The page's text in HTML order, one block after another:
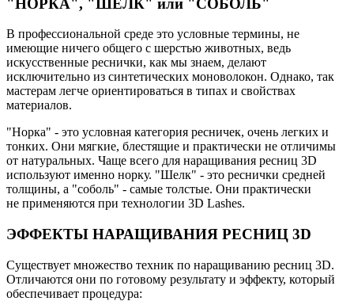
В профессиональной среде это условные термины, не
имеющие ничего общего с шерстью животных, ведь
искусственные реснички, как мы знаем, делают
исключительно из синтетических моноволокон. Однако, так
мастерам легче ориентироваться в типах и свойствах
материалов.
"Норка" - это условная категория ресничек, очень легких и
тонких. Они мягкие, блестящие и практически не отличимы
от натуральных. Чаще всего для наращивания ресниц 3D
используют именно норку. "Шелк" - это реснички средней
толщины, а "соболь" - самые толстые. Они практически
не применяются при технологии 3D Lashes.
ЭФФЕКТЫ НАРАЩИВАНИЯ РЕСНИЦ 3D
Существует множество техник по наращиванию ресниц 3D.
Отличаются они по готовому результату и эффекту, который
обеспечивает процедура: